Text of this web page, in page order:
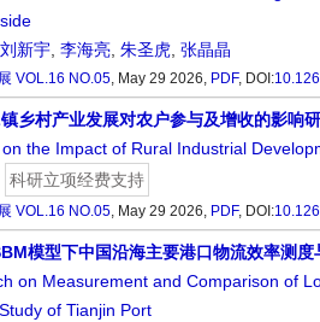
刘新宇, 李海亮, 朱圣虎, 张晶晶
VOL.16 NO.05, May 29 2026, PDF, DOI:
乡村产业发展对农户参与及增收的影响
the Impact of Rural Industrial
科研立项经费支持
VOL.16 NO.05, May 29 2026, PDF, DOI:
模型下中国沿海主要港口物流效率测
on Measurement and Comparison of
of Tianjin Port